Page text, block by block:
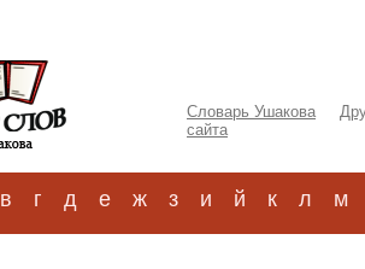
Словарь Ушакова
сайта
в г д е ж з и й к л м